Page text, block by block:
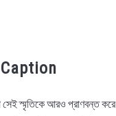
Caption
সেই স্মৃতিকে আরও প্রাণবন্ত করে